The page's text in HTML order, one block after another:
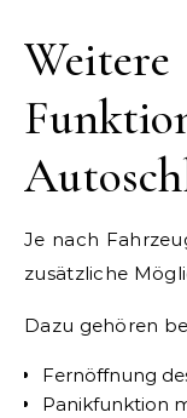
Je nach
zusätzliche
Dazu gehören
Fernöffnung
Panikfunktion